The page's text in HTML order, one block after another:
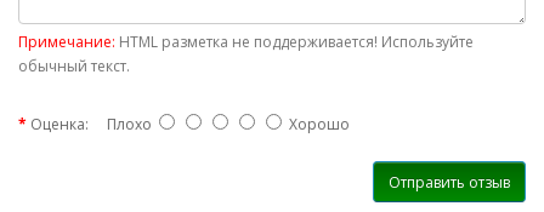
Примечание: HTML разметка не поддерживается! Используйте
обычный текст.
Оценка: Плохо Хорошо
Отправить отзыв